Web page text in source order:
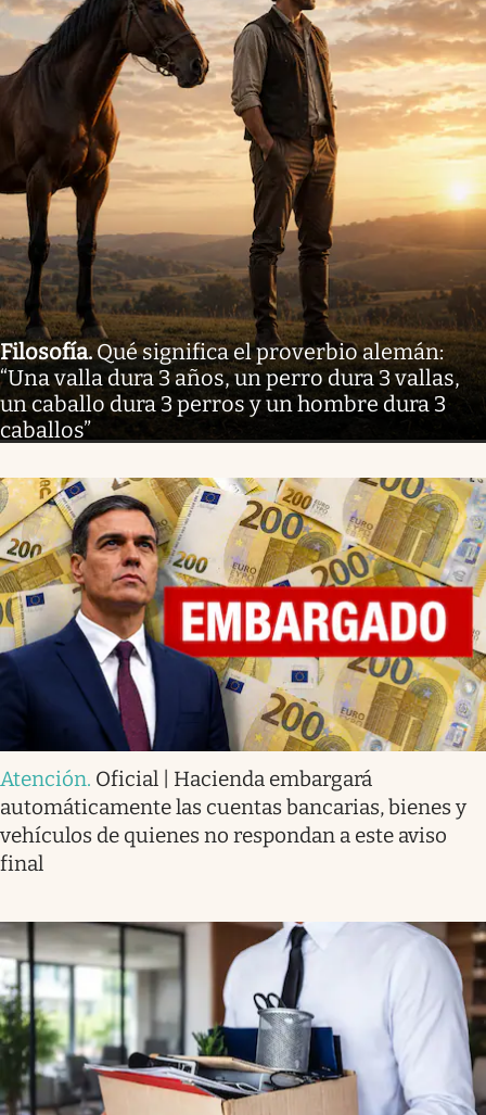
Filosofía.Qué significa el proverbio alemán:
“Una valla dura 3 años, un perro dura 3 vallas,
un caballo dura 3 perros y un hombre dura 3
caballos”
Atención. Oficial | Hacienda embargará
automáticamente las cuentas bancarias, bienes y
vehículos de quienes no respondan a este aviso
final